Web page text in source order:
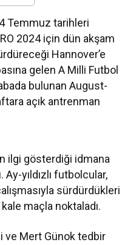
Temmuz tarihleri
2024 için dün akşam
Hannover’e
gelen A Milli Futbol
bulunan August-
açık antrenman
ilgi gösterdiği idmana
yıldızlı futbolcular,
sürdürdükleri
maçla noktaladı.
ve Mert Günok tedbir